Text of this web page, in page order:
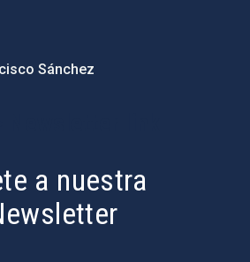
Sánchez
a nuestra